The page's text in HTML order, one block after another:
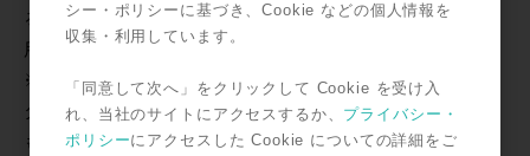
ることとしています。（「０VU＝－16dBFS」を継続採
用するスタジオも同様）
※マルチトラック録音時に限る推奨値で、その他のマス
タリング等におけるリファレンスレベルについて定める
ものではありません。
シー・ポリシーに基づき、Cookie などの個人情報を
収集・利用しています。
「同意して次へ」をクリックして Cookie を受け入
れ、当社のサイトにアクセスするか、 プライバシー・
ポリシーにアクセスした Cookie についての詳細をご